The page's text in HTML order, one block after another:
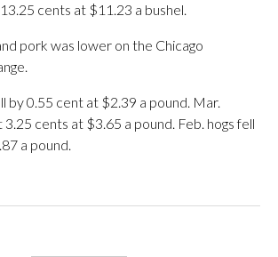
cents at $11.23 a bushel.
pork was lower on the Chicago
by 0.55 cent at $2.39 a pound. Mar.
cents at $3.65 a pound. Feb. hogs fell
a pound.